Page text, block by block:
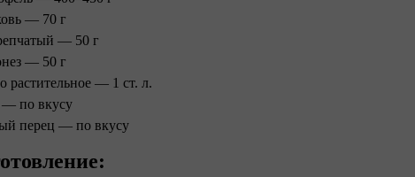
— 70 г
— 50 г
— 50 г
растительное — 1 ст. л.
по вкусу
перец — по вкусу